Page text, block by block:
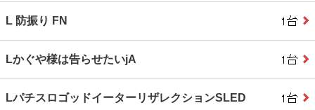
L 防振り FN
Lかぐや様は告らせたいjA
LパチスロゴッドイーターリザレクションSLED